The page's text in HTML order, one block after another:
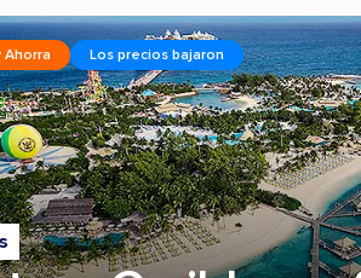
Ahorra Los precios bajaron